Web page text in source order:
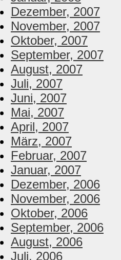
Dezember, 2007
November, 2007
Oktober, 2007
September, 2007
August, 2007
Juli, 2007
Juni, 2007
Mai, 2007
April, 2007
März, 2007
Februar, 2007
Januar, 2007
Dezember, 2006
November, 2006
Oktober, 2006
September, 2006
August, 2006
Juli, 2006